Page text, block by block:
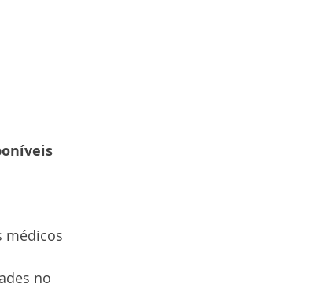
médicos
no